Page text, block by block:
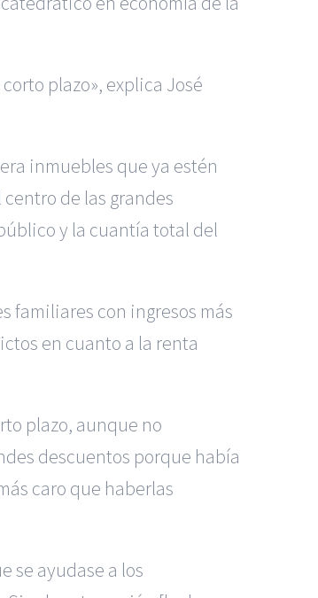
plazo», explica José
inmuebles que ya estén
de las grandes
y la cuantía total del
familiares con ingresos más
en cuanto a la renta
plazo, aunque no
descuentos porque había
caro que haberlas
se ayudase a los